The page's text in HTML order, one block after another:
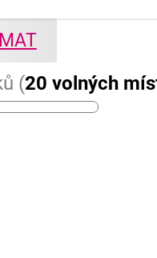
(20 volných